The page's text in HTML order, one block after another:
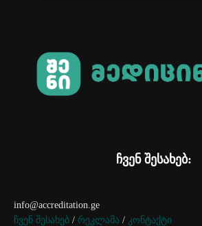
ჩვენ შესახებ:
info@accreditation.ge
ჩვენ შესახებ / რეკლამა / კონტაქტი